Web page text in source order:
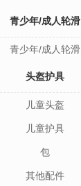
青少年/成人轮滑
青少年/成人轮滑
头盔护具
儿童头盔
儿童护具
包
其他配件